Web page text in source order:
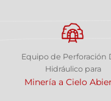
Equipo de Perforación
Hidráulico para
Minería a Cielo